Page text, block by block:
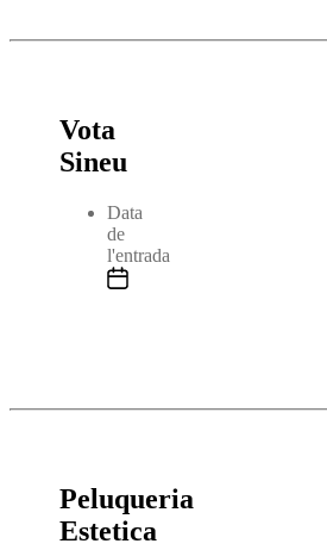
Vota
Sineu
Data
de
l'entrada
Peluqueria
Estetica